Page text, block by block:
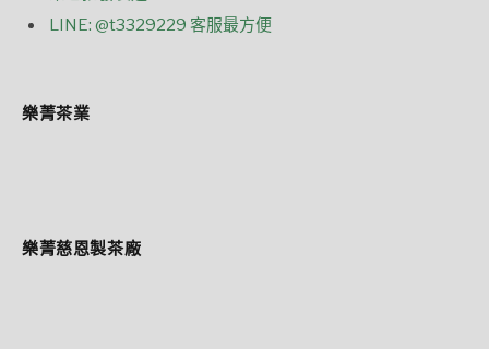
LINE: @t3329229 客服最方便
樂菁茶業
樂菁慈恩製茶廠